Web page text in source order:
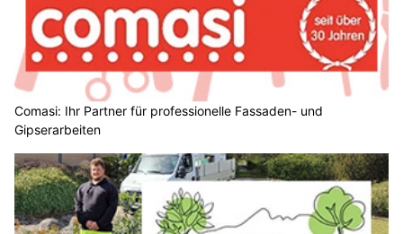
Comasi: Ihr Partner für professionelle Fassaden- und
Gipserarbeiten